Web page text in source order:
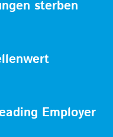
sterben
Employer